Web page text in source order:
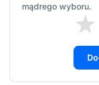
mądrego wyboru.